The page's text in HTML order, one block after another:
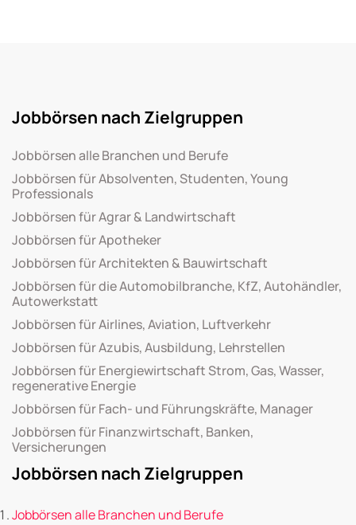
Jobbörsen nach Zielgruppen
Jobbörsen alle Branchen und Berufe
Jobbörsen für Absolventen, Studenten, Young
Professionals
Jobbörsen für Agrar & Landwirtschaft
Jobbörsen für Apotheker
Jobbörsen für Architekten & Bauwirtschaft
Jobbörsen für die Automobilbranche, KfZ, Autohändler,
Autowerkstatt
Jobbörsen für Airlines, Aviation, Luftverkehr
Jobbörsen für Azubis, Ausbildung, Lehrstellen
Jobbörsen für Energiewirtschaft Strom, Gas, Wasser,
regenerative Energie
Jobbörsen für Fach- und Führungskräfte, Manager
Jobbörsen für Finanzwirtschaft, Banken,
Versicherungen
Jobbörsen nach Zielgruppen
Jobbörsen alle Branchen und Berufe